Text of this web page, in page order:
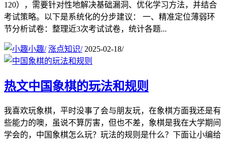
120），需要针对性地解决基础漏洞、优化学习方法，并结合
考试策略。以下是系统化的分步建议： 一、精准定位薄弱环
节分析试卷：整理近3次考试试卷，统计各题...
小趣/ 涨点知识/ 2025-02-18/
热文中国象棋的玩法和规则
我喜欢玩象棋，平时没事了会与朋友玩，在象棋方面我还是有
些能力的噢，虽说不算厉害，但也不差，象棋是我在大学期间
学会的，中国象棋怎么玩？玩法的规则是什么？下面让小编给